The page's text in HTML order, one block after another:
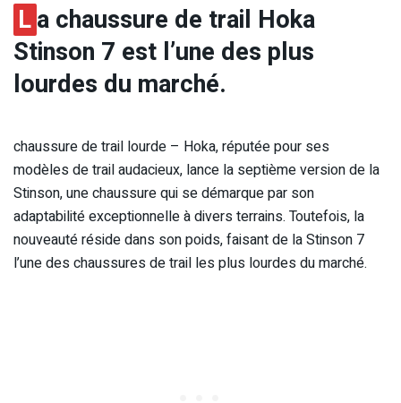
La chaussure de trail Hoka
Stinson 7 est l’une des plus
lourdes du marché.
chaussure de trail lourde – Hoka, réputée pour ses
modèles de trail audacieux, lance la septième version de la
Stinson, une chaussure qui se démarque par son
adaptabilité exceptionnelle à divers terrains. Toutefois, la
nouveauté réside dans son poids, faisant de la Stinson 7
l’une des chaussures de trail les plus lourdes du marché.